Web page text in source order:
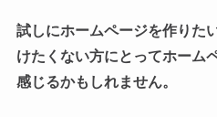
試しにホームページを作りた
けたくない方にとってホーム
感じるかもしれません。